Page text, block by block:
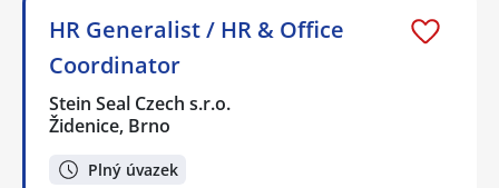
HR Generalist / HR & Office
Coordinator
Stein Seal Czech s.r.o.
Židenice, Brno
Plný úvazek